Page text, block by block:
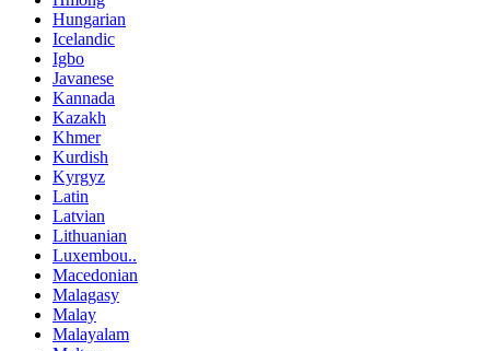
Hungarian
Icelandic
Igbo
Javanese
Kannada
Kazakh
Khmer
Kurdish
Kyrgyz
Latin
Latvian
Lithuanian
Luxembou..
Macedonian
Malagasy
Malay
Malayalam